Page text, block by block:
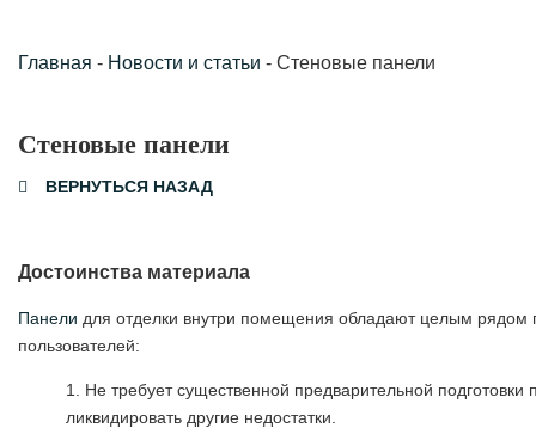
Главная - Новости и статьи - Стеновые панели
Стеновые панели
ВЕРНУТЬСЯ НАЗАД
Достоинства материала
Панели для отделки внутри помещения обладают целым
пользователей:
Не требует существенной предварительной
ликвидировать другие недостатки.